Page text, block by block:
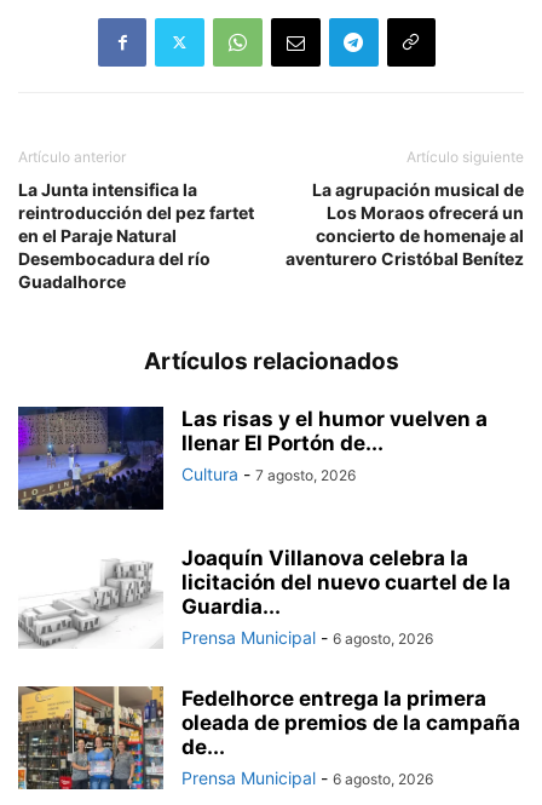
Artículo anterior
La Junta intensifica la
reintroducción del pez fartet
en el Paraje Natural
Desembocadura del río
Guadalhorce
Artículo siguiente
La agrupación musical de
Los Moraos ofrecerá un
concierto de homenaje al
aventurero Cristóbal Benítez
Artículos relacionados
Las risas y el humor vuelven a
llenar El Portón de...
Cultura - 7 agosto, 2026
Joaquín Villanova celebra la
licitación del nuevo cuartel de la
Guardia...
Prensa Municipal - 6 agosto, 2026
Fedelhorce entrega la primera
oleada de premios de la campaña
de...
Prensa Municipal - 6 agosto, 2026